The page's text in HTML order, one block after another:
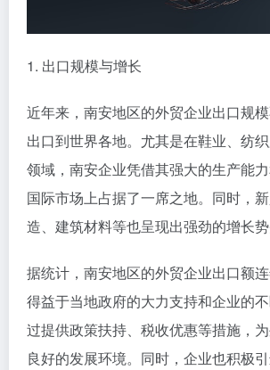
1. 出口规模与增长
近年来，南安地区的外贸企业出口规
出口到世界各地。尤其是在鞋业、纺
领域，南安企业凭借其强大的生产能
国际市场上占据了一席之地。同时，
造、建筑材料等也呈现出强劲的增长势
据统计，南安地区的外贸企业出口额
得益于当地政府的大力支持和企业的
过提供政策扶持、税收优惠等措施，
良好的发展环境。同时，企业也积极